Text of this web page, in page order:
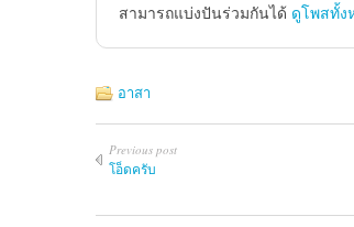
สามารถแบ่งปันร่วมกันได้ ดูโพสทั้ง
อาสา
Previous post
โอ็ดครับ